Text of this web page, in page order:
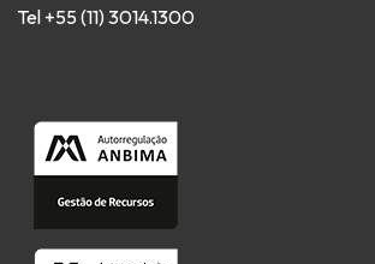
Tel +55 (11) 3014.1300